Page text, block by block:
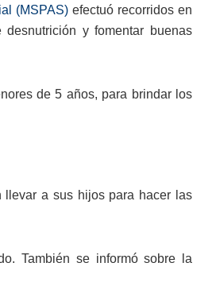
(MSPAS)efectuó recorridos en
y fomentar buenas
de 5 años, para brindar los
llevar a sus hijos para hacer las
También se informó sobre la